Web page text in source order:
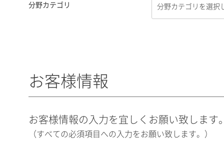
分野カテゴリ
お客様情報
お客様情報の入力を宜しくお願い致します
（すべての必須項目への入力をお願い致します。）